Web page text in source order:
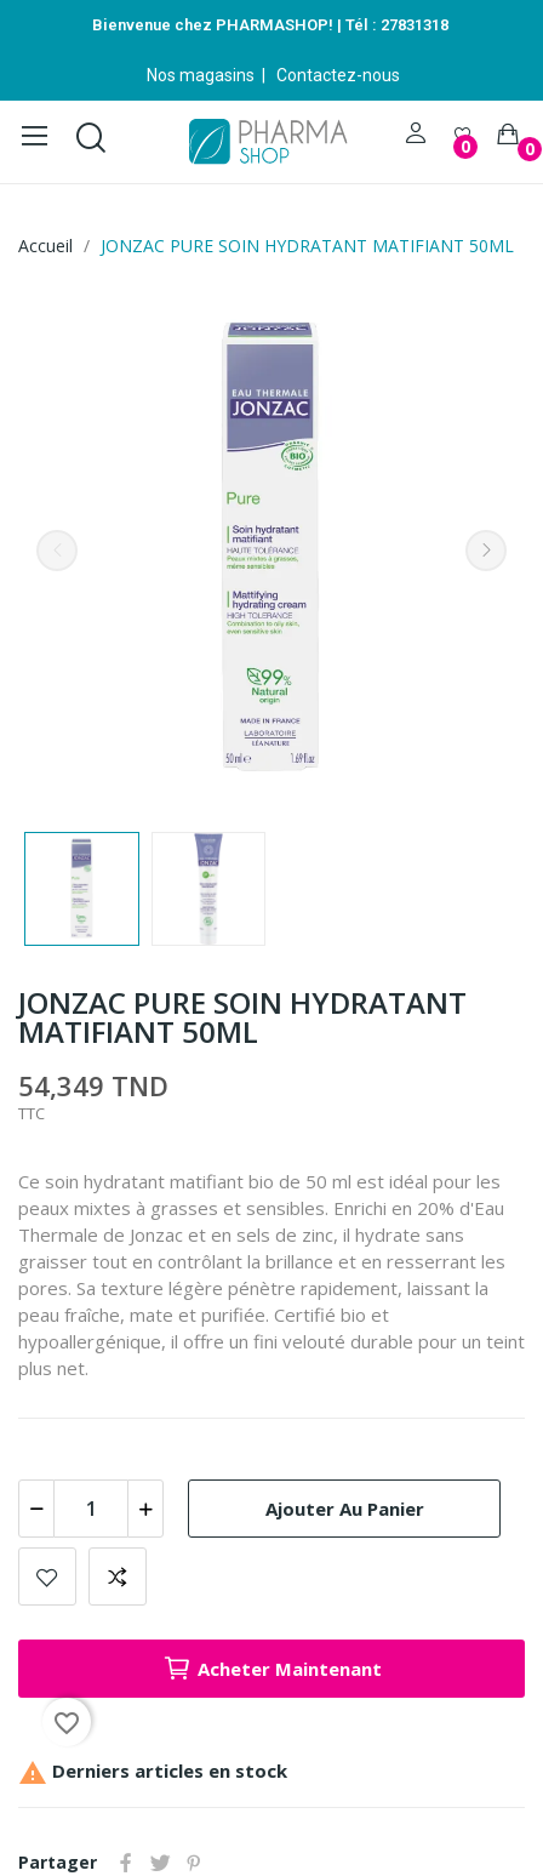
Bienvenue chez PHARMASHOP! | Tél : 27831318
Nos magasins Contactez-nous
0 0
Accueil JONZAC PURE SOIN HYDRATANT MATIFIANT 50ML
JONZAC PURE SOIN HYDRATANT
MATIFIANT 50ML
54,349 TND
TTC
Ce soin hydratant matifiant bio de 50 ml est idéal pour les
peaux mixtes à grasses et sensibles. Enrichi en 20% d'Eau
Thermale de Jonzac et en sels de zinc, il hydrate sans
graisser tout en contrôlant la brillance et en resserrant les
pores. Sa texture légère pénètre rapidement, laissant la
peau fraîche, mate et purifiée. Certifié bio et
hypoallergénique, il offre un fini velouté durable pour un teint
plus net.
Ajouter Au Panier
Acheter Maintenant
favorite_border
 Derniers articles en stock
Partager